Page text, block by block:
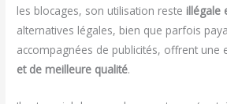
les blocages, son utilisation reste illégale
alternatives légales, bien que parfois
accompagnées de publicités, offrent une
et de meilleure qualité.